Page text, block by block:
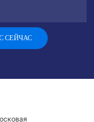
СЕЙЧАС